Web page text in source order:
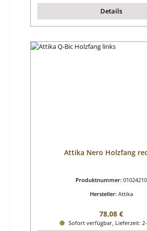
Details
Attika Nero Holzfang
Produktnummer: 01024210
Hersteller: Attika
Regulärer Preis:
78,08 €
Sofort verfügbar, Lieferzeit: 2-